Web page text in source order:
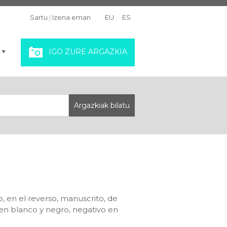
Sartu | Izena eman EU ES
IGO ZURE ARGAZKIA
en el reverso, manuscrito, de
blanco y negro, negativo en